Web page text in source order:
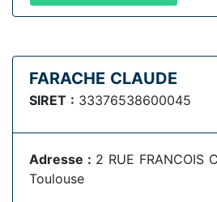
FARACHE CLAUDE
SIRET : 33376538600045
Adresse : 2 RUE FRANCOIS
Toulouse